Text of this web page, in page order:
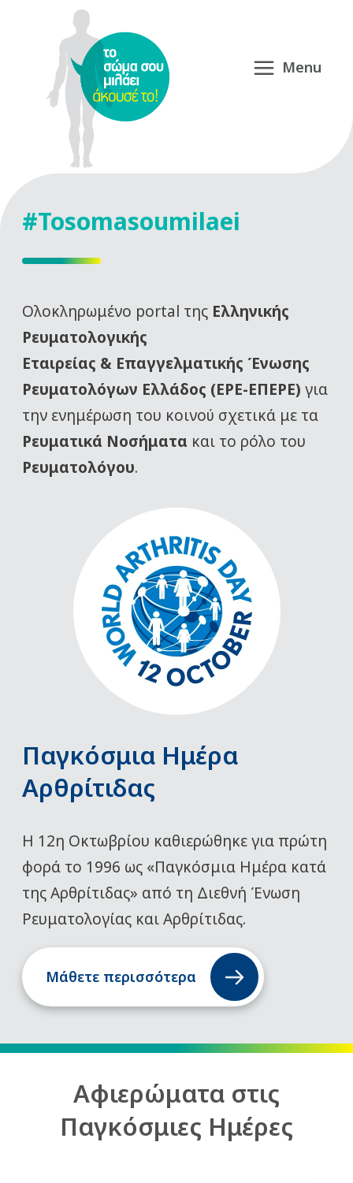
#Tosomasoumilaei
Oλοκληρωμένο portal της Ελληνικής
Ρευματολογικής
Εταιρείας & Επαγγελματικής Ένωσης
Ρευματολόγων Ελλάδος (ΕΡΕ-ΕΠΕΡΕ) για
την ενημέρωση του κοινού σχετικά με τα
Ρευματικά Νοσήματα και το ρόλο του
Ρευματολόγου.
Παγκόσμια Ημέρα
Αρθρίτιδας
Η 12η Οκτωβρίου καθιερώθηκε για πρώτη
φορά το 1996 ως «Παγκόσμια Ημέρα κατά
της Αρθρίτιδας» από τη Διεθνή Ένωση
Ρευματολογίας και Αρθρίτιδας.
Μάθετε περισσότερα
Αφιερώματα στις
Παγκόσμιες Ημέρες